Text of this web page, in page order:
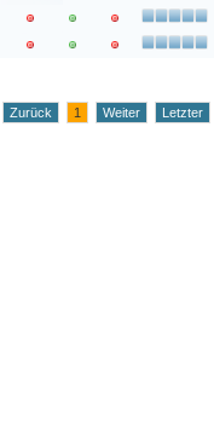
Zurück 1 Weiter Letzter